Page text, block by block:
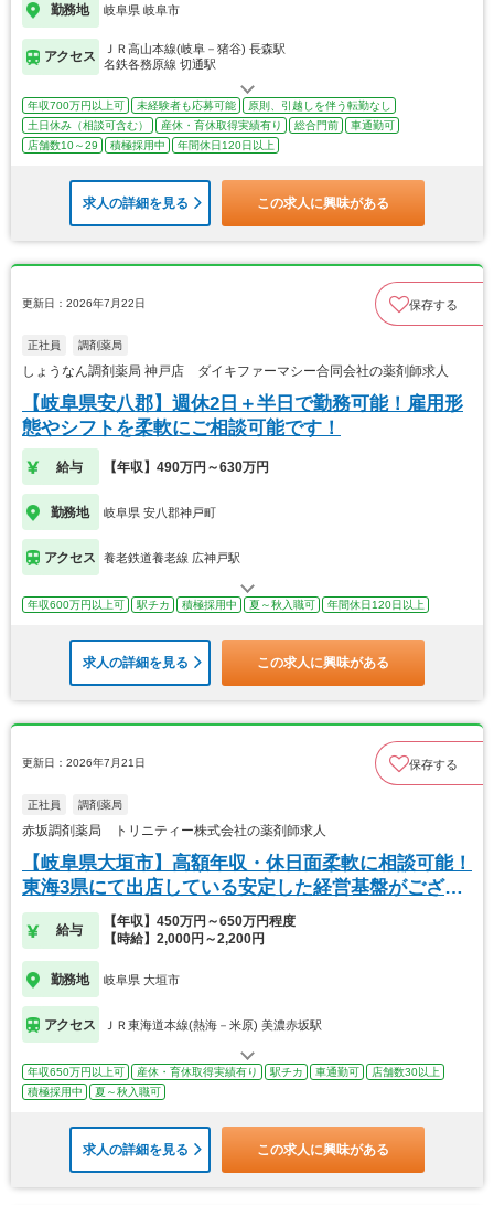
勤務地 岐阜県 岐阜市
アクセス
ＪＲ高山本線(岐阜－猪谷) 長森駅
名鉄各務原線 切通駅
年収700万円以上可 未経験者も応募可能
原則、引越しを伴う転勤なし
土日休み（相談可含む）
産休・育休取得実績有り 総合門前
車通勤可
店舗数10～29
積極採用中 年間休日120日以上
求人の詳細を見る この求人に興味がある
更新日：2026年7月22日 保存する
正社員 調剤薬局
しょうなん調剤薬局 神戸店 ダイキファーマシー合同会社の薬剤師求人
【岐阜県安八郡】週休2日＋半日で勤務可能！雇用形
態やシフトを柔軟にご相談可能です！
給与 【年収】490万円～630万円
勤務地 岐阜県 安八郡神戸町
アクセス 養老鉄道養老線 広神戸駅
年収600万円以上可 駅チカ 積極採用中 夏～秋入職可 年間休日120日以上
求人の詳細を見る この求人に興味がある
更新日：2026年7月21日 保存する
正社員 調剤薬局
赤坂調剤薬局 トリニティー株式会社の薬剤師求人
【岐阜県大垣市】高額年収・休日面柔軟に相談可能！
東海3県にて出店している安定した経営基盤がござい
ます
給与
【年収】450万円～650万円程度
【時給】2,000円～2,200円
勤務地 岐阜県 大垣市
アクセス ＪＲ東海道本線(熱海－米原) 美濃赤坂駅
年収650万円以上可 産休・育休取得実績有り 駅チカ 車通勤可
店舗数30以上
積極採用中
夏～秋入職可
求人の詳細を見る この求人に興味がある